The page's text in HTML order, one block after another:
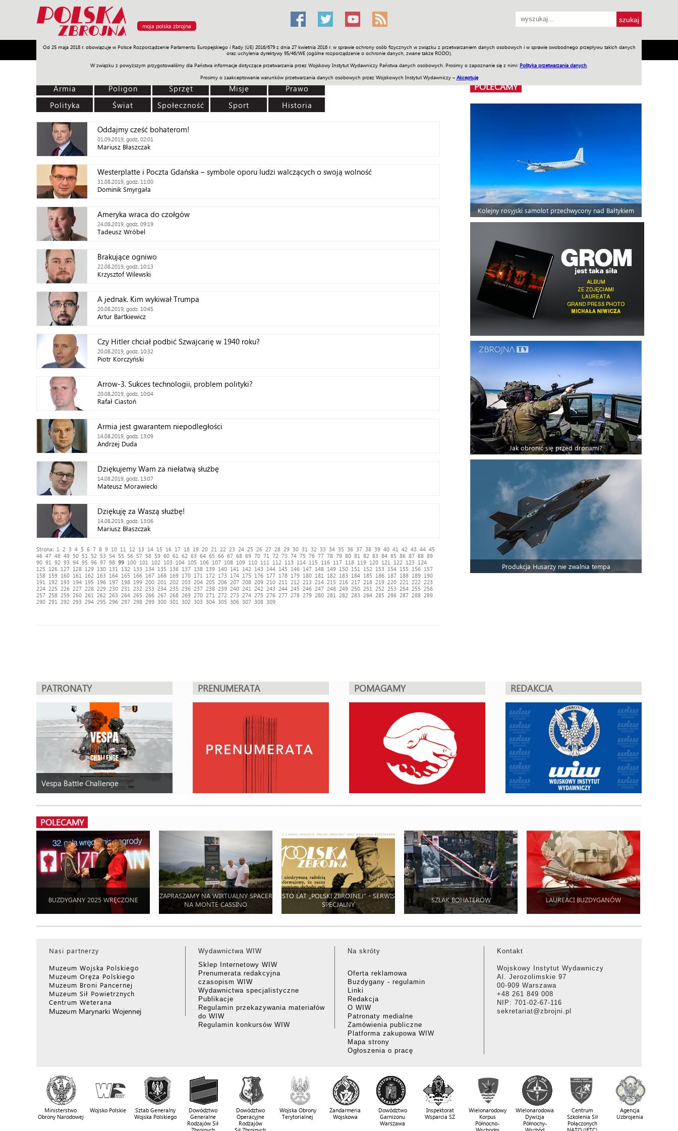
moja polska zbrojna
Od 25 maja 2018 r. obowiązuje w Polsce Rozporządzenie Parlamentu Europejskiego i Rady (UE) 2016/679 z dnia 27 kwietnia 2016 r. w sprawie ochrony osób fizycznych w związku z przetwarzaniem danych osobowych i w sprawie swobodnego przepływu takich danych
oraz uchylenia dyrektywy 95/46/WE (ogólne rozporządzenie o ochronie danych, zwane także RODO).
W związku z powyższym przygotowaliśmy dla Państwa informacje dotyczące przetwarzania przez Wojskowy Instytut Wydawniczy Państwa danych osobowych. Prosimy o zapoznanie się z nimi: Polityka przetwarzania danych
Prosimy o zaakceptowanie warunków przetwarzania danych osobowych przez Wojskowych Instytut Wydawniczy – Akceptuję
Armia Poligon Sprzęt Misje Polityka Prawo Świat Społeczność Sport Historia Galerie Wideo ENGLISH SKLEP Jednodniówki Praca w WIW
Armia Poligon Sprzęt Misje
Prawo
Polityka
Świat Społeczność Sport Historia
Oddajmy cześć bohaterom!
01.09.2019, godz. 02:01
Mariusz Błaszczak
Westerplatte i Poczta Gdańska – symbole oporu ludzi walczących o swoją wolność
31.08.2019, godz. 11:00
Dominik Smyrgała
Ameryka wraca do czołgów
24.08.2019, godz. 09:19
Tadeusz Wróbel
Brakujące ogniwo
22.08.2019, godz. 10:13
Krzysztof Wilewski
A jednak. Kim wykiwał Trumpa
20.08.2019, godz. 10:45
Artur Bartkiewicz
Czy Hitler chciał podbić Szwajcarię w 1940 roku?
20.08.2019, godz. 10:32
Piotr Korczyński
Arrow-3. Sukces technologii, problem polityki?
20.08.2019, godz. 10:04
Rafał Ciastoń
Armia jest gwarantem niepodległości
14.08.2019, godz. 13:09
Andrzej Duda
Dziękujemy Wam za niełatwą służbę
14.08.2019, godz. 13:07
Mateusz Morawiecki
Dziękuję za Waszą służbę!
14.08.2019, godz. 13:06
Mariusz Błaszczak
Strona: 1 2 3 4 5 6 7 8 9 10 11 12 13 14 15 16 17 18 19 20 21 22 23 24 25 26 27 28 29 30 31 32 33 34 35 36 37 38 39 40 41 42 43 44 45
46 47 48 49 50 51 52 53 54 55 56 57 58 59 60 61 62 63 64 65 66 67 68 69 70 71 72 73 74 75 76 77 78 79 80 81 82 83 84 85 86 87 88 89
90 91 92 93 94 95 96 97 98 99 100 101 102 103 104 105 106 107 108 109 110 111 112 113 114 115 116 117 118 119 120 121 122 123
124
125
126 127 128 129 130 131 132 133 134 135 136 137 138 139 140 141 142 143 144 145 146 147 148 149 150 151 152 153 154 155 156 157
158 159 160 161 162 163 164 165 166 167 168 169 170 171 172 173 174 175 176 177 178 179 180 181 182 183 184 185 186 187 188 189 190
191
192 193 194 195 196 197 198 199 200 201 202 203 204 205 206 207 208 209 210 211 212 213 214 215 216 217 218 219 220 221 222
223
224 225 226 227 228 229 230 231 232 233 234 235 236 237 238 239 240 241 242 243 244 245 246 247 248 249 250 251 252 253 254 255
256
257 258 259 260 261 262 263 264 265 266 267 268 269 270 271 272 273 274 275 276 277 278 279 280 281 282 283 284 285 286 287 288 289
290 291 292 293 294 295 296 297 298 299 300 301 302 303 304 305 306 307 308 309
POLECAMY
Kolejny rosyjski samolot przechwycony nad Bałtykiem
Jak obronić się przed dronami?
Produkcja Husarzy nie zwalnia tempa
PATRONATY
Vespa Battle Challenge
PRENUMERATA POMAGAMY REDAKCJA
POLECAMY
BUZDYGANY 2025 WRĘCZONE
ZAPRASZAMY NA WIRTUALNY SPACER
NA MONTE CASSINO
STO LAT „POLSKI ZBROJNEJ” - SERWIS
SPECJALNY
SZLAK BOHATERÓW LAUREACI BUZDYGANÓW
Nasi partnerzy
Muzeum Wojska Polskiego
Muzeum Oręża Polskiego
Muzeum Broni Pancernej
Muzeum Sił Powietrznych
Centrum Weterana
Muzeum Marynarki Wojennej
Wydawnictwa WIW
Sklep Internetowy WIW
Prenumerata redakcyjna
czasopism WIW
Wydawnictwa specjalistyczne
Publikacje
Regulamin przekazywania materiałów
do WIW
Regulamin konkursów WIW
Na skróty
Oferta reklamowa
Buzdygany - regulamin
Linki
Redakcja
O WIW
Patronaty medialne
Zamówienia publiczne
Platforma zakupowa WIW
Mapa strony
Ogłoszenia o pracę
Kontakt
Wojskowy Instytut Wydawniczy
Al. Jerozolimskie 97
00-909 Warszawa
+48 261 849 008
NIP: 701-02-67-116
sekretariat@zbrojni.pl
Ministerstwo
Obrony Narodowej
Wojsko Polskie
Sztab Generalny
Wojska Polskiego
Dowództwo
Generalne
Rodzajów Sił
Dowództwo
Operacyjne
Rodzajów
Wojska Obrony
Terytorialnej
Żandarmeria
Wojskowa
Dowództwo
Garnizonu
Warszawa
Inspektorat
Wsparcia SZ
Wielonarodowy
Korpus
Północno-
Wielonarodowa
Dywizja
Północny-
Centrum
Szkolenia Sił
Połączonych
Agencja
Uzbrojenia